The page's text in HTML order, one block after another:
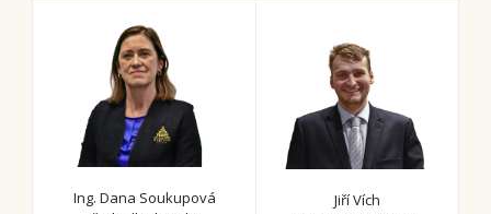
Ing. Dana Soukupová
Jiří Vích